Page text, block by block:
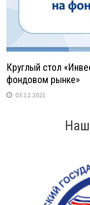
Круглый стол
фондовом рынке»
03.12.2021